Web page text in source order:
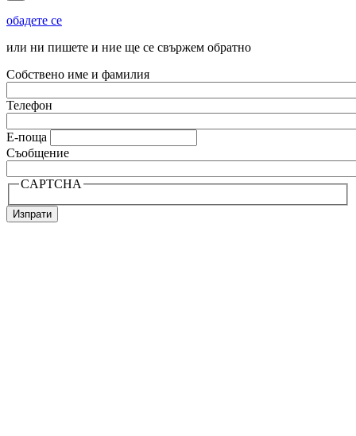
обадете се
или ни пишете и ние ще се свържем обратно
Собствено име и фамилия
Телефон
Е-поща
Съобщение
CAPTCHA